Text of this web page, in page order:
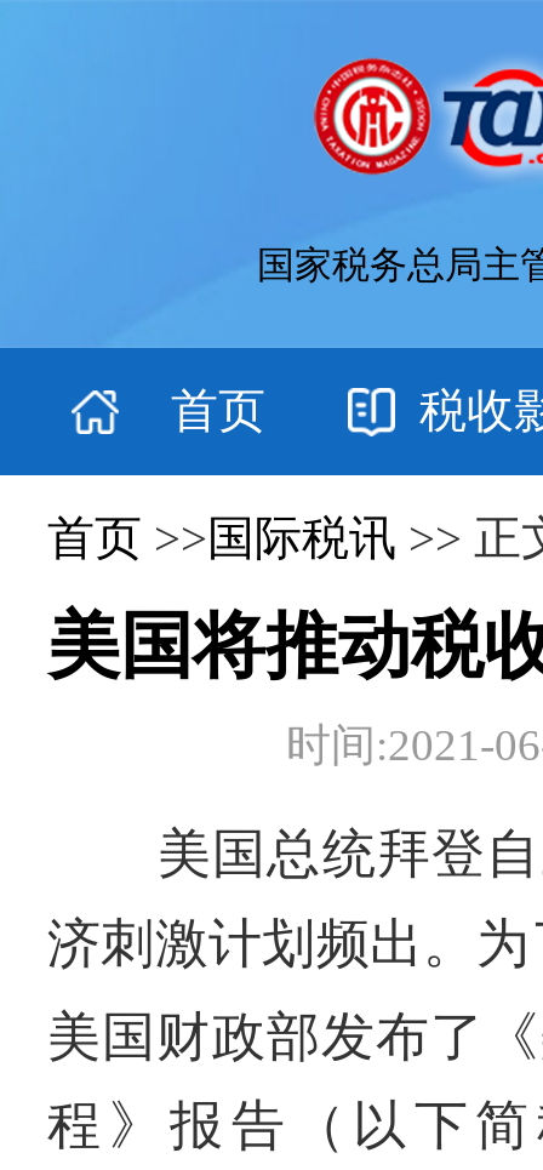
国家税务总局主
首页 税收
首页 >>国际税讯 >> 正
美国将推动税
时间:2021-
美国总统拜登自
济刺激计划频出。
美国财政部发布了
程》报告（以下